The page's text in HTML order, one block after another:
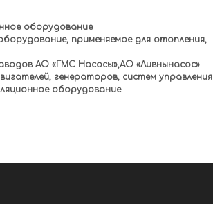
оборудование
применяемое для отопления,
АО «ГМС Насосы»,АО «Ливнынасос»
генераторов, систем управления
оборудование